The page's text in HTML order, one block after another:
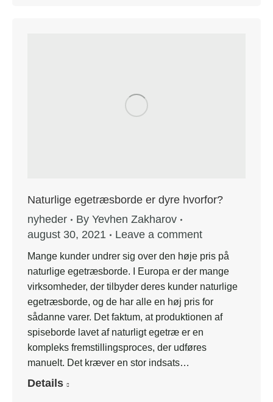
Naturlige egetræsborde er dyre hvorfor?
nyheder
By Yevhen Zakharov
august 30, 2021
Leave a comment
Mange kunder undrer sig over den høje pris på
naturlige egetræsborde. I Europa er der mange
virksomheder, der tilbyder deres kunder naturlige
egetræsborde, og de har alle en høj pris for
sådanne varer. Det faktum, at produktionen af
spiseborde lavet af naturligt egetræ er en
kompleks fremstillingsproces, der udføres
manuelt. Det kræver en stor indsats…
Details